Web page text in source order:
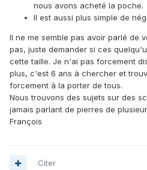
nous avons acheté la poche.
Il est aussi plus simple de
Il ne me semble pas avoir parlé de
pas, juste demander si ces
cette taille. Je n'ai pas forcement
plus, c'est 6 ans à chercher et
forcement à la porter de tous.
Nous trouvons des sujets sur des
jamais parlant de pierres de
François
Citer